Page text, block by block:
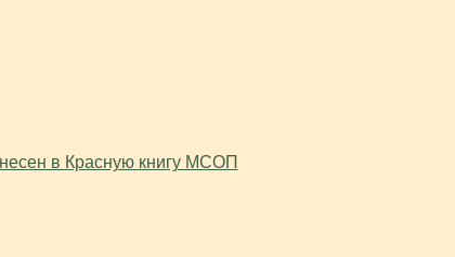
в Красную книгу МСОП